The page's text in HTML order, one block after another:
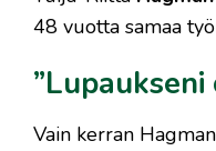
48 vuotta samaa
Vain kerran